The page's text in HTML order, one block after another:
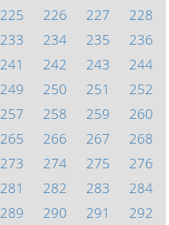
225 226 227
228
233 234 235
236
241 242 243
244
249 250 251
252
257 258 259
260
265 266 267
268
273 274 275
276
281 282 283
284
289 290 291
292